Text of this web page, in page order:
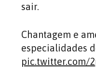
sair.
Chantagem e
especialidades
pic.twitter.com/